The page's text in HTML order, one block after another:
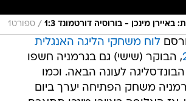
מינכן - בורוסיה דורטמונד 1:3 / ספורט1
לוח משחקי הליגה האנגלית
, הבוקר (שישי) גם בגרמניה חשפו
לעונה הבאה. וכמו
משחק הפתיחה יערך ביום